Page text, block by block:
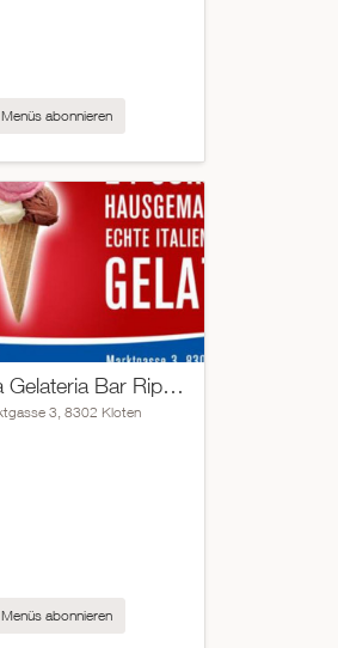
Menüs abonnieren
Cafeteria Gelateria Bar Ripasso
3, 8302 Kloten
Menüs abonnieren